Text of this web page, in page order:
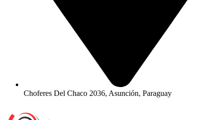
Choferes Del Chaco 2036, Asunción, Paraguay